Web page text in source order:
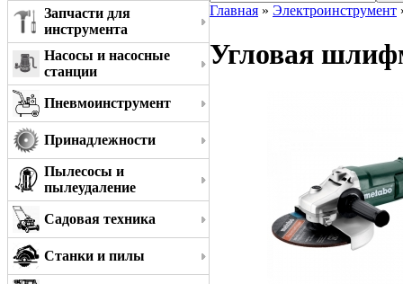
Запчасти для
инструмента
Насосы и насосные
станции
Пневмоинструмент
Принадлежности
Пылесосы и
пылеудаление
Садовая техника
Станки и пилы
Главная » Электроинструмент
Угловая